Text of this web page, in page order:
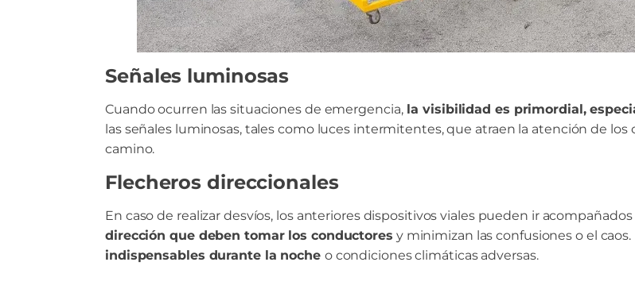
Señales luminosas
Cuando ocurren las situaciones de emergencia,la visibilidad es primordial,
las señales luminosas, tales como luces intermitentes, que atraen la atención de
camino.
Flecheros direccionales
En caso de realizar desvíos, los anteriores dispositivos viales pueden ir
dirección que deben tomar los conductores y minimizan las confusiones o el
indispensables durante la noche o condiciones climáticas adversas.